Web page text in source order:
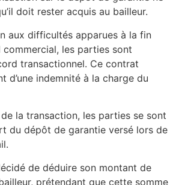
doit rester acquis au bailleur.
aux difficultés apparues à la fin
commercial, les parties sont
transactionnel. Ce contrat
d’une indemnité à la charge du
de la transaction, les parties se sont
du dépôt de garantie versé lors de
de déduire son montant de
prétendant que cette somme